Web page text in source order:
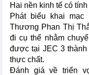
Hai nền kinh tế có
Phát biểu khai
Thương Phan Thị
đi cụ thể nhằm
được tại JEC 3
thực chất.
Đánh giá về triển